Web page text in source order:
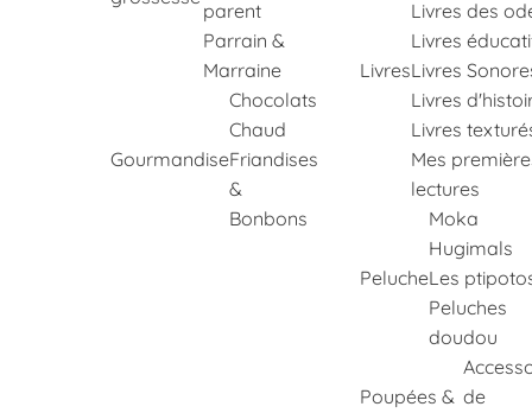
parent
Parrain &
Marraine
Gourmandise
Chocolats
Chaud
Friandises
&
Bonbons
Livres
Livres des
Livres
Livres
Livres
Livres
Mes
lectures
Peluche
Moka
Hugimals
Les
Peluches
doudou
Poupées & de